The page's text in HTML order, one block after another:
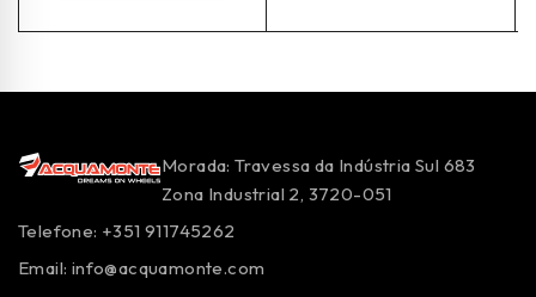
Morada: Travessa da Indústria Sul 683
Zona Industrial 2, 3720-051
Telefone: +351 911745262
Email: info@acquamonte.com